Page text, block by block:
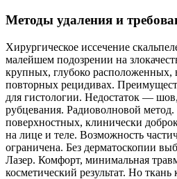
Методы удаления и
Хирургическое иссечение
малейшем подозрении на
крупных, глубоко расположенных,
повторных рецидивах.
для гистологии. Недостаток —
рубцевания. Радиоволновой метод.
поверхностных, клинически
на лице и теле. Возможность
ограничена. Без дерматоскопии
Лазер. Комфорт, минимальная
косметический результат. Но ткань